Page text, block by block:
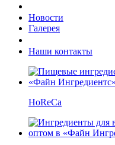
Новости
Галерея
Наши контакты
HoReCa